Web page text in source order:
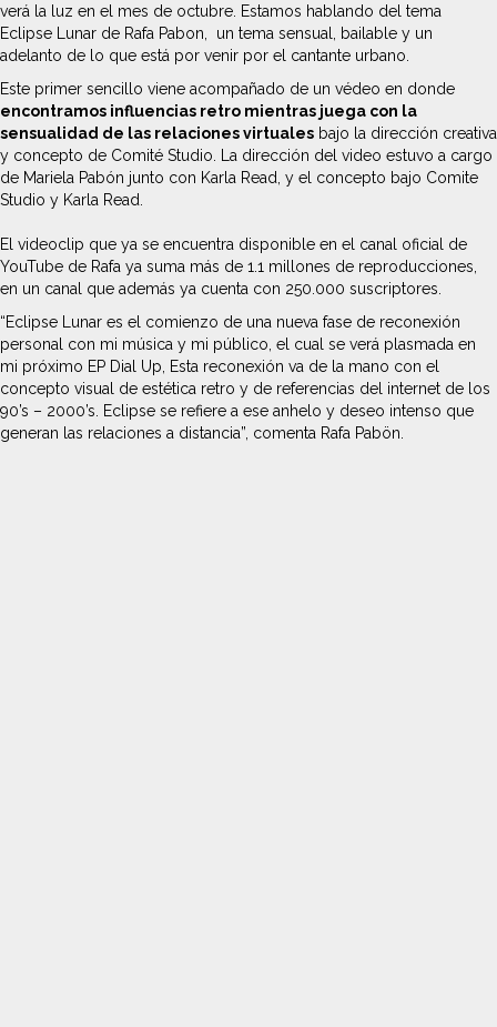
verá la luz en el mes de octubre. Estamos hablando del tema
Eclipse Lunar de Rafa Pabon,
un tema sensual, bailable y un
adelanto de lo que está por venir por el cantante urbano.
Este primer sencillo viene acompañado de un védeo en donde
encontramos influencias retro mientras juega con la
sensualidad de las relaciones virtuales bajo la dirección creativa
y concepto de Comité Studio. La dirección del video estuvo a cargo
de Mariela Pabón junto con Karla Read, y el concepto bajo Comite
Studio y Karla Read.
El videoclip que ya se encuentra disponible en el canal oficial de
YouTube de Rafa ya suma más de 1.1 millones de reproducciones,
en un canal que además ya cuenta con 250.000 suscriptores.
“Eclipse Lunar es el comienzo de una nueva fase de reconexión
personal con mi música y mi público, el cual se verá plasmada en
mi próximo EP Dial Up, Esta reconexión va de la mano con el
concepto visual de estética retro y de referencias del internet de los
90’s – 2000’s. Eclipse se refiere a ese anhelo y deseo intenso que
generan las relaciones a distancia”, comenta Rafa Pabön.